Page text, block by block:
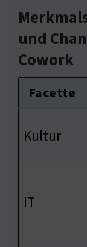
und
Cowork
Facette
Kultur
IT